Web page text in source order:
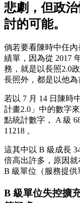
悲劇，但政
討的可能。
倘若要看陳時中任
績單，因為從 2017
務，就是以長照2.0
長照外，都是以他為
若以 7 月 14 日陳時
計畫2.0」中的數字
點統計數字， A 級
11218 。
這其中以 B 級成長
倍高出許多，原因
B 級單位（服務提供
B 級單位失控擴